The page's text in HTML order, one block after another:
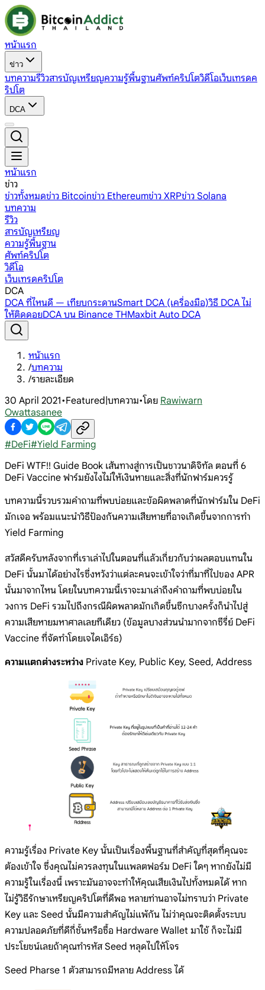
หน้าแรก
ข่าว
บทความรีวิวสารบัญเหรียญความรู้พื้นฐานศัพท์คริปโตวิดีโอเว็บเทรดค
ริปโต
DCA
หน้าแรก
ข่าว
ข่าวทั้งหมดข่าว Bitcoinข่าว Ethereumข่าว XRPข่าว Solana
บทความ
รีวิว
สารบัญเหรียญ
ความรู้พื้นฐาน
ศัพท์คริปโต
วิดีโอ
เว็บเทรดคริปโต
DCA
DCA ที่ไหนดี — เทียบกระดานSmart DCA (เครื่องมือ)วิธี DCA ไม่
ให้ติดดอยDCA บน Binance THMaxbit Auto DCA
หน้าแรก
/บทความ
/รายละเอียด
30 April 2021•Featured|บทความ•โดย Rawiwarn
Owattasanee
#DeFi#Yield Farming
DeFi WTF!! Guide Book เส้นทางสู่การเป็นชาวนาดิจิทัล ตอนที่ 6
DeFi Vaccine ฟาร์มยังไงไม่ให้เงินหายและสิ่งที่นักฟาร์มควรรู้
บทความนี้รวบรวมคำถามที่พบบ่อยและข้อผิดพลาดที่นักฟาร์มใน DeFi
มักเจอ พร้อมแนะนำวิธีป้องกันความเสียหายที่อาจเกิดขึ้นจากการทำ
Yield Farming
สวัสดีครับหลังจากที่เราเล่าไปในตอนที่แล้วเกี่ยวกับว่าผลตอบแทนใน
DeFi นั้นมาได้อย่างไรซึ่งหวังว่าแต่ละคนจะเข้าใจว่าที่มาที่ไปของ APR
นั้นมาจากไหน โดยในบทความนี้เราจะมาเล่าถึงคำถามที่พบบ่อยใน
วงการ DeFi รวมไปถึงกรณีผิดพลาดมักเกิดขึ้นซึกบางครั้งก็นำไปสู่
ความเสียหายมหาศาลเลยทีเดียว (ข้อมูลบางส่วนนำมากจากซีรี่ย์ DeFi
Vaccine ที่จัดทำโดยเจไดเอิร์ธ)
ความแตกต่างระหว่าง Private Key, Public Key, Seed, Address
ความรู้เรื่อง Private Key นั้นเป็นเรื่องพื้นฐานที่สำคัญที่สุดที่คุณจะ
ต้องเข้าใจ ซึ่งคุณไม่ควรลงทุนในแพลตฟอร์ม DeFi ใดๆ หากยังไม่มี
ความรู้ในเรื่องนี้ เพราะมันอาจจะทำให้คุณเสียเงินไปทั้งหมดได้ หาก
ไม่รู้วิธีรักษาเหรียญคริปโตที่ดีพอ หลายท่านอาจไม่ทราบว่า Private
Key และ Seed นั้นมีความสำคัญไม่แพ้กัน ไม่ว่าคุณจะติดตั้งระบบ
ความปลอดภัยที่ดีกี่ชั้นหรือซื้อ Hardware Wallet มาใช้ ก็จะไม่มี
ประโยชน์เลยถ้าคุณทำรหัส Seed หลุดไปให้โจร
Seed Pharse 1 ตัวสามารถมีหลาย Address ได้